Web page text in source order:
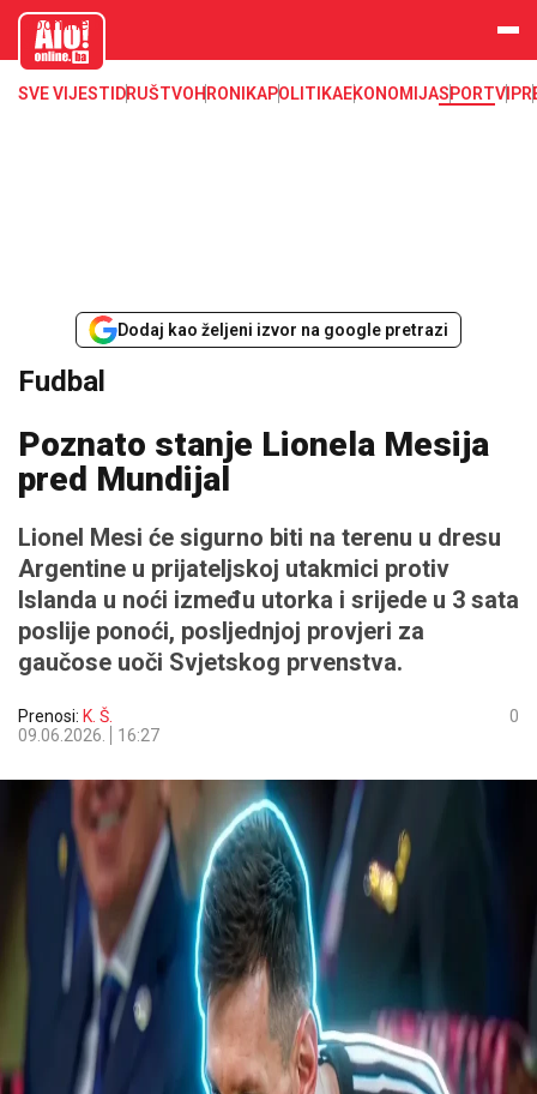
aloonline.b
SVE VIJESTI DRUŠTVOHRONIKAPOLITIKAEKONOMIJASPORTVIP
Dodaj kao željeni izvor na google pretrazi
Fudbal
Poznato stanje Lionela Mesija
pred Mundijal
Lionel Mesi će sigurno biti na terenu u dresu
Argentine u prijateljskoj utakmici protiv
Islanda u noći između utorka i srijede u 3 sata
poslije ponoći, posljednjoj provjeri za
gaučose uoči Svjetskog prvenstva.
Prenosi: K. Š.
09.06.2026.
16:27
0